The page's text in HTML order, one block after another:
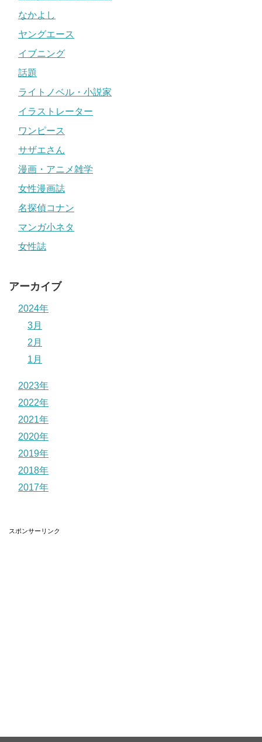
なかよし
ヤングエース
イブニング
話題
ライトノベル・小説家
イラストレーター
ワンピース
サザエさん
漫画・アニメ雑学
女性漫画誌
名探偵コナン
マンガ小ネタ
女性誌
アーカイブ
2024年
3月
2月
1月
2023年
2022年
2021年
2020年
2019年
2018年
2017年
スポンサーリンク